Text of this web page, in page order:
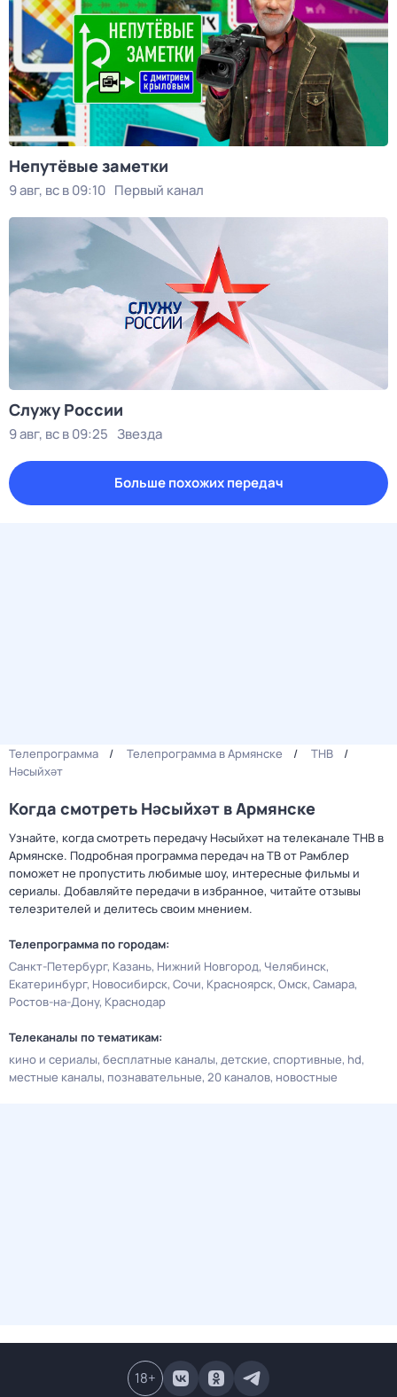
Непутёвые заметки
9 авг, вс в 09:10 Первый канал
Служу Рoсcии
9 авг, вс в 09:25 Звезда
Больше похожих передач
Телепрограмма Телепрограмма в Армянске
ТНВ
Нәсыйхәт
Когда смотреть Нәсыйхәт в Армянске
Узнайте, когда смотреть передачу Нәсыйхәт на телеканале ТНВ в
Армянске. Подробная программа передач на ТВ от Рамблер
поможет не пропустить любимые шоу, интересные фильмы и
сериалы. Добавляйте передачи в избранное, читайте отзывы
телезрителей и делитесь своим мнением.
Телепрограмма по городам:
Санкт-Петербург Казань Нижний Новгород Челябинск
Екатеринбург Новосибирск Сочи Красноярск Омск Самара
Ростов-на-Дону Краснодар
Телеканалы по тематикам:
кино и сериалы бесплатные каналы детские спортивные hd
местные каналы познавательные 20 каналов новостные
18+